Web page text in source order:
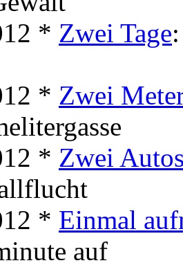
* Zwei Tage
* Zwei
* Zwei
* Einmal
auf